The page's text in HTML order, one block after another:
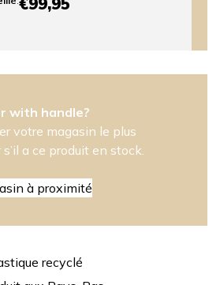
with handle?
votre magasin le plus
a ce produit en stock.
à proximité
recyclé